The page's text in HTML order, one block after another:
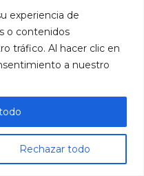
experiencia de
o contenidos
tráfico. Al hacer clic en
a nuestro
Rechazar todo
CC/CC
de terminales y
variarán